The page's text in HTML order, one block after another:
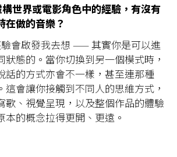
世界或電影角色中的經驗，有沒有
在做的音樂？
會啟發我去想 —— 其實你是可以進
狀態的。當你切換到另一個模式時，
話的方式亦會不一樣，甚至連那種
這會讓你接觸到不同人的思維方式，
歌、視覺呈現，以及整個作品的體驗
本的概念拉得更開、更遠。